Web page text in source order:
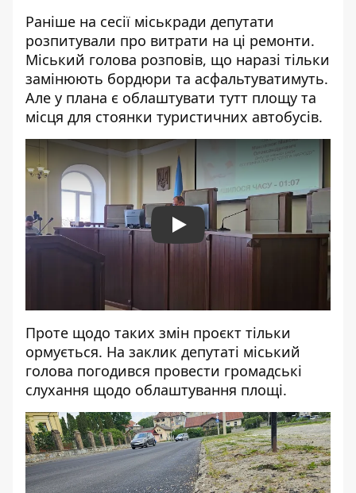
Раніше на сесії міськради депутати
розпитували про витрати на ці ремонти.
Міський голова розповів, що наразі тільки
замінюють бордюри та асфальтуватимуть.
Але у плана є облаштувати тутт площу та
місця для стоянки туристичних автобусів.
Play
Проте щодо таких змін проєкт тільки
ормується. На заклик депутаті міський
голова погодився провести громадські
слухання щодо облаштування площі.